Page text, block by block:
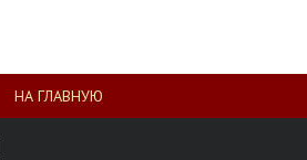
НА ГЛАВНУЮ